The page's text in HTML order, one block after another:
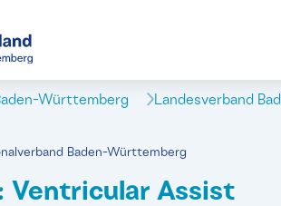
Württemberg Landesverband
Baden-Württemberg
Ventricular Assist